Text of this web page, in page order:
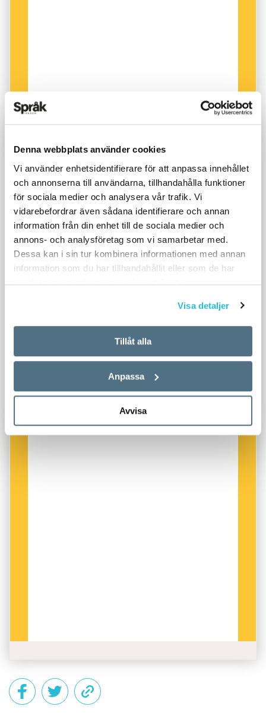
Denna webbplats använder cookies
Vi använder enhetsidentifierare för att anpassa innehållet
och annonserna till användarna, tillhandahålla funktioner
för sociala medier och analysera vår trafik. Vi
vidarebefordrar även sådana identifierare och annan
information från din enhet till de sociala medier och
annons- och analysföretag som vi samarbetar med.
Dessa kan i sin tur kombinera informationen med annan
information som du har tillhandahållit eller som de har
samlat in när du har använt deras tjänster.
Visa detaljer
Tillåt alla
Anpassa
Avvisa